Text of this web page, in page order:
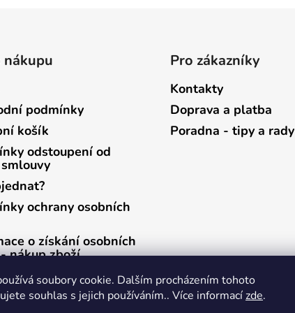
soubory cookie. Dalším procházením tohoto
souhlas s jejich používáním.. Více informacízde.
nákupu
podmínky
košík
odstoupení od
ochrany osobních
o získání osobních
nákup zboží
o získání osobních
zasílání newsletterů
Pro zákazníky
Kontakty
Doprava a platba
Poradna - tipy a rady